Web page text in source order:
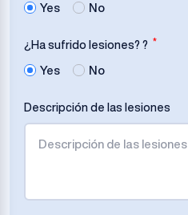
Yes No
¿Ha sufrido lesiones? ? *
Yes No
Descripción de las lesiones